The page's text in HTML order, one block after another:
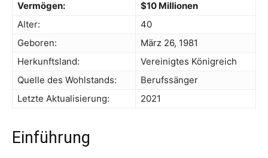
Vermögen:
$10 Millionen
Alter:
40
Geboren:
März 26, 1981
Herkunftsland:
Vereinigtes Königreich
Quelle des Wohlstands:
Berufssänger
Letzte Aktualisierung:
2021
Einführung